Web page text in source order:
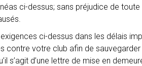
ci-dessus; sans préjudice de
ci-dessus dans les délais
contre votre club afin de
s’agit d’une lettre de mise en